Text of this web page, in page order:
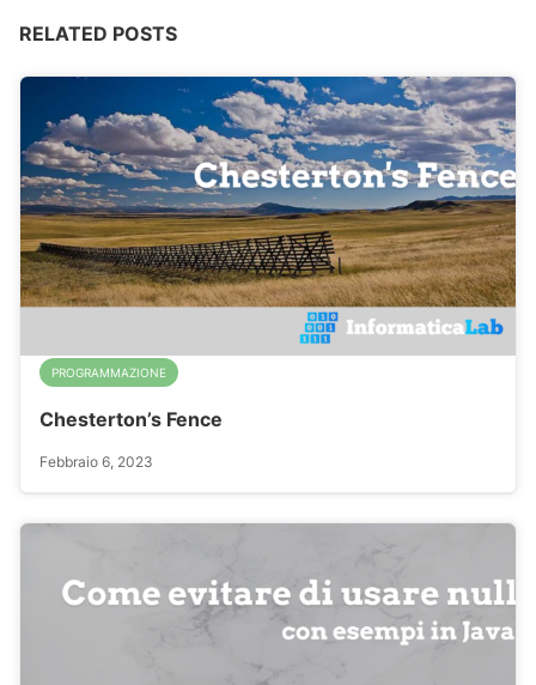
RELATED POSTS
PROGRAMMAZIONE
Chesterton’s Fence
Febbraio 6, 2023